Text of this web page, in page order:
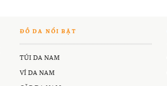
ĐỒ DA NỔI BẬT
TÚI DA NAM
VÍ DA NAM